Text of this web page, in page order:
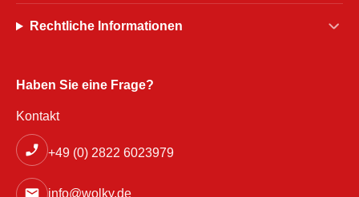
Rechtliche Informationen
Haben Sie eine Frage?
Kontakt
+49 (0) 2822 6023979
info@wolky.de